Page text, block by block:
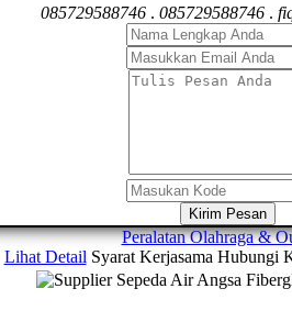
085729588746 . 085729588746 .
Kirim Pesan
Peralatan Olahraga &
Lihat Detail Syarat Kerjasama Hubungi